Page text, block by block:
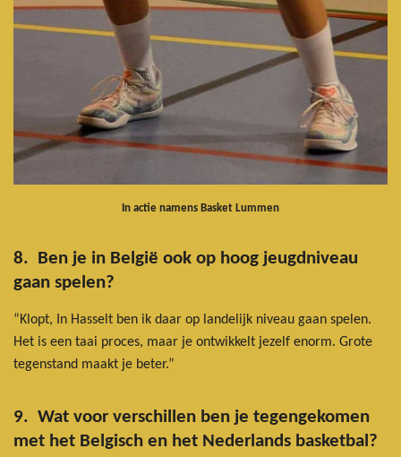
In actie namens Basket Lummen
8. Ben je in België ook op hoog jeugdniveau
gaan spelen?
“Klopt, In Hasselt ben ik daar op landelijk niveau gaan spelen.
Het is een taai proces, maar je ontwikkelt jezelf enorm. Grote
tegenstand maakt je beter.”
9. Wat voor verschillen ben je tegengekomen
met het Belgisch en het Nederlands basketbal?